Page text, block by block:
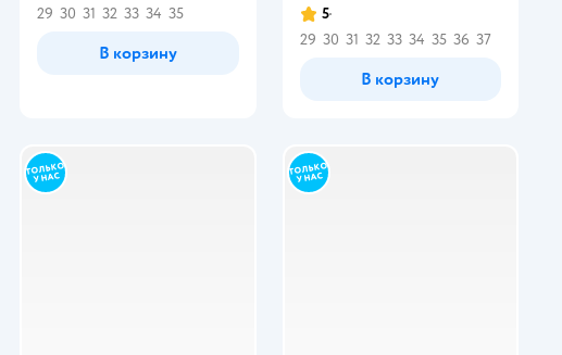
29 30 31 32 33 34 35
В корзину
5
29 30 31 32 33 34 35 36 37
В корзину